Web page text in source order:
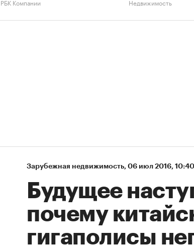
РБК Компании Недвижимость
Зарубежная недвижимость⁠, 06 июл 2016, 10:40
Будущее
почему
гигаполисы